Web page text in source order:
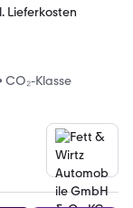
Lieferkosten
CO₂-Klasse